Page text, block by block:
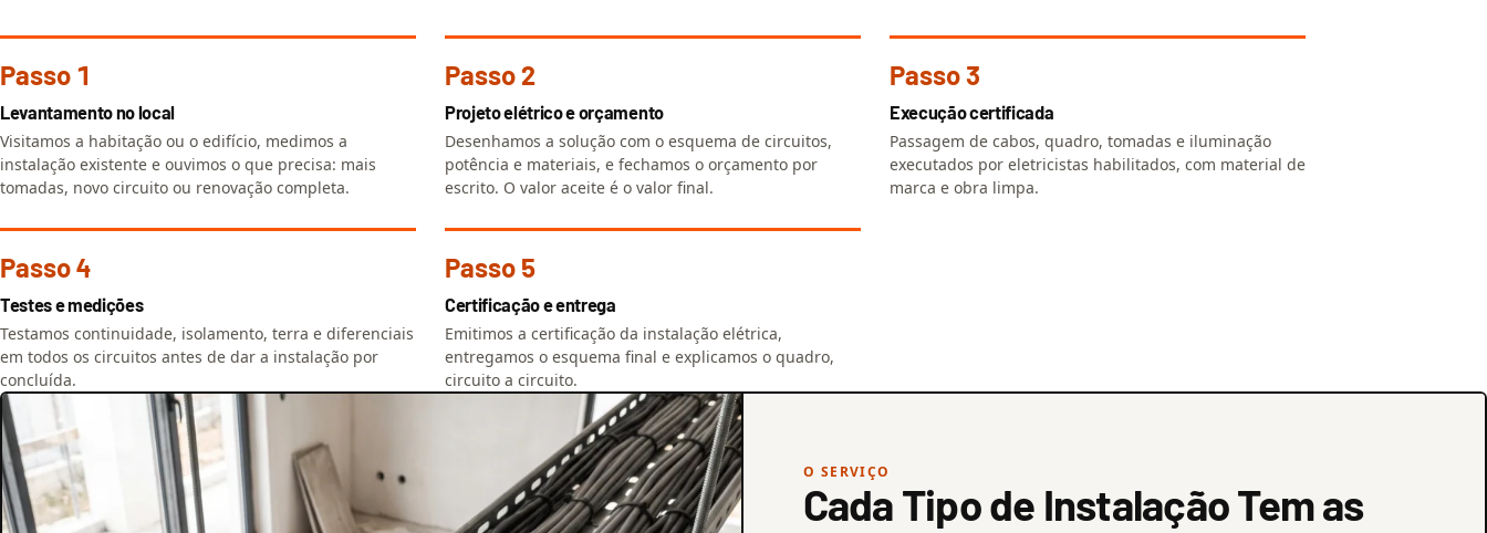
Passo 1
Levantamento no local
Visitamos a habitação ou o edifício, medimos a
instalação existente e ouvimos o que precisa: mais
tomadas, novo circuito ou renovação completa.
Passo 2
Projeto elétrico e orçamento
Desenhamos a solução com o esquema de circuitos,
potência e materiais, e fechamos o orçamento por
escrito. O valor aceite é o valor final.
Passo 3
Execução certificada
Passagem de cabos, quadro, tomadas e iluminação
executados por eletricistas habilitados, com material de
marca e obra limpa.
Passo 4
Testes e medições
Testamos continuidade, isolamento, terra e diferenciais
em todos os circuitos antes de dar a instalação por
concluída.
Passo 5
Certificação e entrega
Emitimos a certificação da instalação elétrica,
entregamos o esquema final e explicamos o quadro,
circuito a circuito.
O SERVIÇO
Cada Tipo de Instalação Tem as